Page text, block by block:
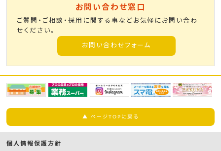
お問い合わせ窓口
ご質問・ご相談・採用に関する事などお気軽にお問い合わ
せください。
お問い合わせフォーム
▲ ページTOPに戻る
個人情報保護方針